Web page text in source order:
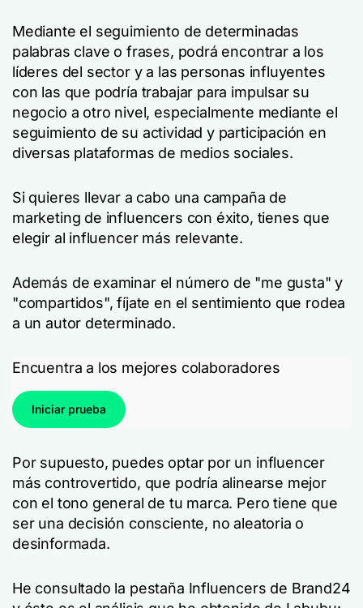
Mediante el seguimiento de determinadas
palabras clave o frases, podrá encontrar a los
líderes del sector y a las personas influyentes
con las que podría trabajar para impulsar su
negocio a otro nivel, especialmente mediante el
seguimiento de su actividad y participación en
diversas plataformas de medios sociales.
Si quieres llevar a cabo una campaña de
marketing de influencers con éxito, tienes que
elegir al influencer más relevante.
Además de examinar el número de "me gusta" y
"compartidos", fíjate en el sentimiento que rodea
a un autor determinado.
Encuentra a los mejores colaboradores
Iniciar prueba
Por supuesto, puedes optar por un influencer
más controvertido, que podría alinearse mejor
con el tono general de tu marca. Pero tiene que
ser una decisión consciente, no aleatoria o
desinformada.
He consultado la pestaña Influencers de Brand24